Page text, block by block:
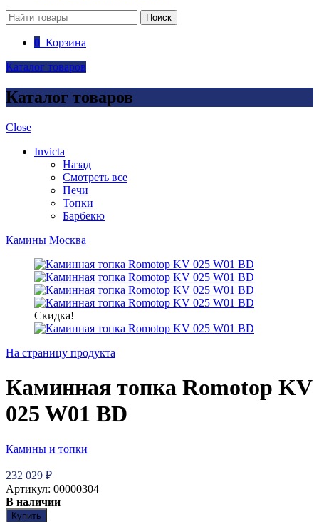
Поиск
0 Корзина
Каталог товаров
Каталог товаров
Close
Invicta
Назад
Смотреть все
Печи
Топки
Барбекю
Камины Москва
Скидка!
На страницу продукта
Каминная топка Romotop KV
025 W01 BD
Камины и топки
232 029 ₽
Артикул: 00000304
В наличии
Купить